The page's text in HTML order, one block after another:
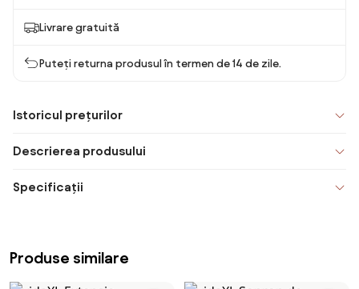
Livrare gratuită
Puteți returna produsul în termen de 14 de zile.
Istoricul prețurilor
Descrierea produsului
Specificații
Produse similare